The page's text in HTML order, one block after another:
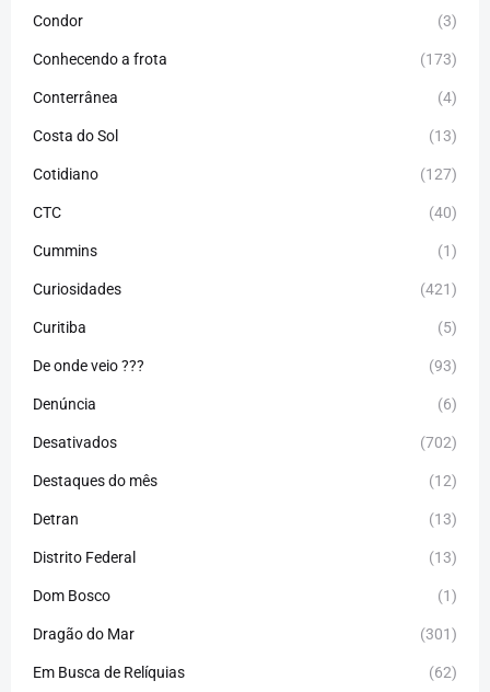
Condor (3)
Conhecendo a frota (173)
Conterrânea (4)
Costa do Sol (13)
Cotidiano (127)
CTC (40)
Cummins (1)
Curiosidades (421)
Curitiba (5)
De onde veio ??? (93)
Denúncia (6)
Desativados (702)
Destaques do mês (12)
Detran (13)
Distrito Federal (13)
Dom Bosco (1)
Dragão do Mar (301)
Em Busca de Relíquias (62)